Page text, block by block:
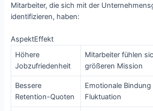
Mitarbeiter, die sich mit der
identifizieren, haben:
AspektEffekt
Höhere
Jobzufriedenheit
Mitarbeiter fühlen
größeren Mission
Bessere
Retention-Quoten
Emotionale
Fluktuation